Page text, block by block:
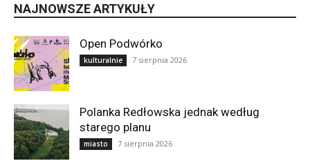
NAJNOWSZE ARTYKUŁY
Open Podwórko
kulturalnie 7 sierpnia 2026
Polanka Redłowska jednak według
starego planu
miasto 7 sierpnia 2026